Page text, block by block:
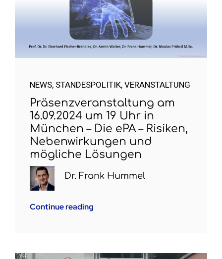
NEWS, STANDESPOLITIK, VERANSTALTUNG
Präsenzveranstaltung am
16.09.2024 um 19 Uhr in
München – Die ePA – Risiken,
Nebenwirkungen und
mögliche Lösungen
Dr. Frank Hummel
Continue reading